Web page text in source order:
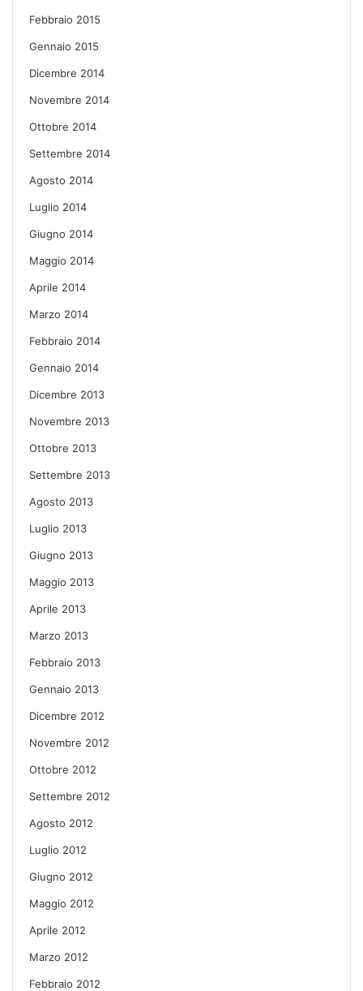
Febbraio 2015
Gennaio 2015
Dicembre 2014
Novembre 2014
Ottobre 2014
Settembre 2014
Agosto 2014
Luglio 2014
Giugno 2014
Maggio 2014
Aprile 2014
Marzo 2014
Febbraio 2014
Gennaio 2014
Dicembre 2013
Novembre 2013
Ottobre 2013
Settembre 2013
Agosto 2013
Luglio 2013
Giugno 2013
Maggio 2013
Aprile 2013
Marzo 2013
Febbraio 2013
Gennaio 2013
Dicembre 2012
Novembre 2012
Ottobre 2012
Settembre 2012
Agosto 2012
Luglio 2012
Giugno 2012
Maggio 2012
Aprile 2012
Marzo 2012
Febbraio 2012